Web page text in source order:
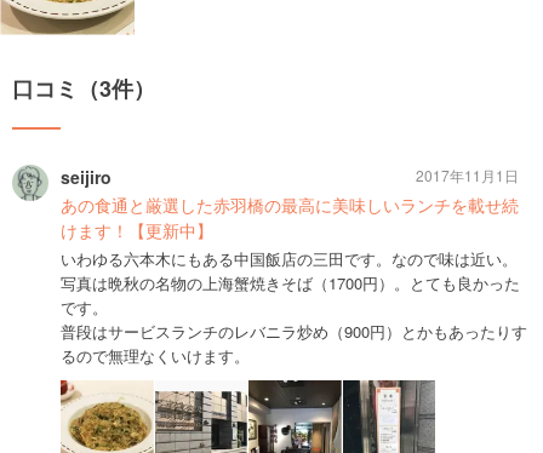
口コミ（3件）
seijiro
あの食通と厳選した赤羽橋の最高に美味しいランチを載せ続
けます！【更新中】
いわゆる六本木にもある中国飯店の三田です。なので味は近い。
写真は晩秋の名物の上海蟹焼きそば（1700円）。とても良かった
です。
普段はサービスランチのレバニラ炒め（900円）とかもあったりす
るので無理なくいけます。
2017年11月1日